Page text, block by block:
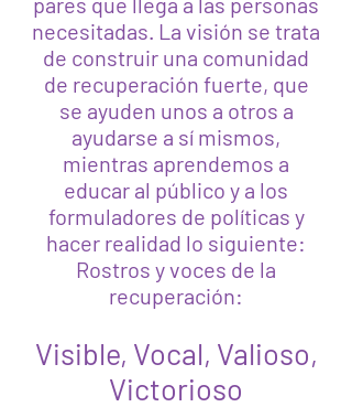
necesitadas. La visión se trata
de construir una comunidad
de recuperación fuerte, que
se ayuden unos a otros a
ayudarse a sí mismos,
mientras aprendemos a
educar al público y a los
formuladores de políticas y
hacer realidad lo siguiente:
Rostros y voces de la
recuperación:
Visible, Vocal, Valioso,
Victorioso